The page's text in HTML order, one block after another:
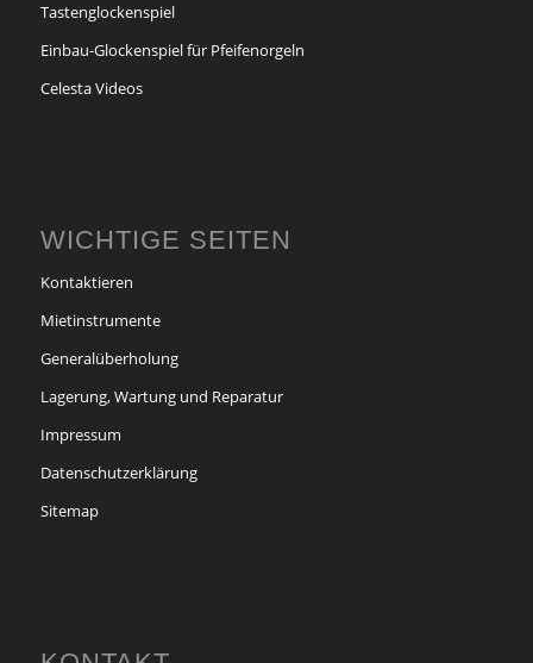
Tastenglockenspiel
Einbau-Glockenspiel für Pfeifenorgeln
Celesta Videos
WICHTIGE SEITEN
Kontaktieren
Mietinstrumente
Generalüberholung
Lagerung, Wartung und Reparatur
Impressum
Datenschutzerklärung
Sitemap